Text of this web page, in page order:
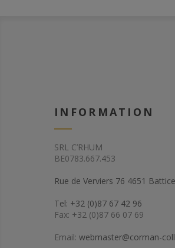
INFORMATION
SRL C’RHUM
BE0783.667.453
Rue de Verviers 76 4651 Battice
Tel: +32 (0)87 67 42 96
Fax: +32 (0)87 66 07 69
Email: webmaster@corman-